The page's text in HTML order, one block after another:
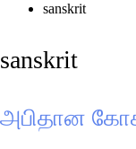
sanskrit
sanskrit
அபிதான